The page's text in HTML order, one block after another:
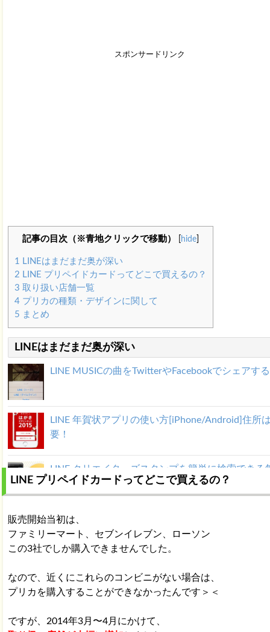
スポンサードリンク
記事の目次（※青地クリックで移動） hide]
1
LINEはまだまだ奥が深い
2 LINE プリペイドカードってどこで買えるの？
3 取り扱い店舗一覧
4プリカの種類・デザインに関して
5 まとめ
LINEはまだまだ奥が深い
LINE MUSICの曲をTwitterやFacebookでシェアす
LINE 年賀状アプリの使い方[iPhone/Android]住所
要！
LINE クリエイターズスタンプを簡単に検索できる
アプリ！
LINE MUSICとApple Musicの違いは？料金・曲数
など
使える？
LINE プリペイドカードってどこで買えるの？
販売開始当初は、
ファミリーマート、セブンイレブン、ローソン
この3社でしか購入できませんでした。
なので、近くにこれらのコンビニがない場合は、
プリカを購入することができなかったんです＞＜
ですが、2014年3月〜4月にかけて、